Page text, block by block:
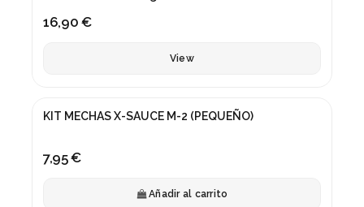
16,90 €
View
KIT MECHAS X-SAUCE M-2 (PEQUEÑO)
7,95 €
Añadir al carrito